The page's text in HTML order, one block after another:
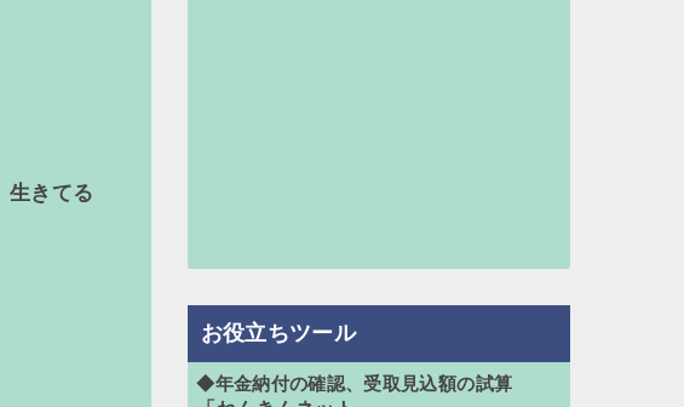
生きてる
お役立ちツール
◆年金納付の確認、受取見込額の試算